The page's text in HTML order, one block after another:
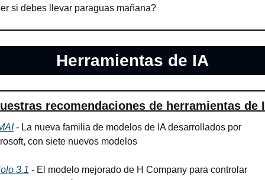
si debes llevar paraguas mañana?
Herramientas de IA
recomendaciones de herramientas de
- La nueva familia de modelos de IA desarrollados por
con siete nuevos modelos
3.1 - El modelo mejorado de H Company para controlar